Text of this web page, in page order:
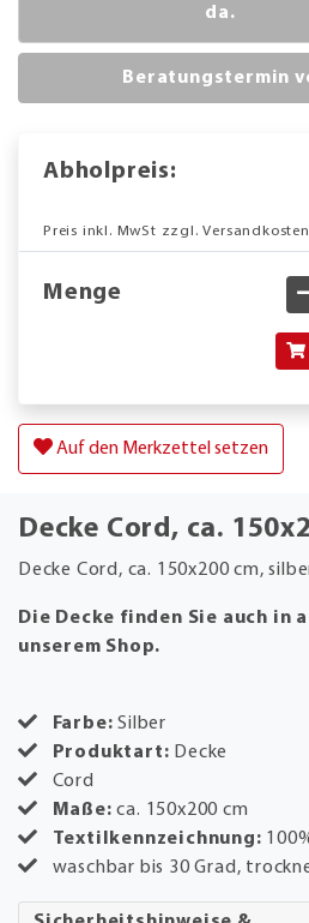
da.
Beratungstermin
Abholpreis:
Preis inkl. MwSt zzgl. Versandkosten
Menge
Auf den Merkzettel setzen
Decke Cord, ca.
Decke Cord, ca. 150x200 cm,
Die Decke finden Sie auch in
unserem Shop.
Farbe: Silber
Produktart: Decke
Cord
Maße:ca. 150x200 cm
Textilkennzeichnung:
waschbar bis 30 Grad,